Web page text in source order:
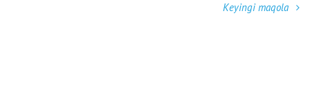
Keyingi maqola